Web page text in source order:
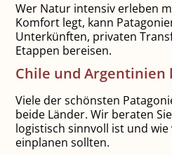
Wer Natur intensiv erleben
Komfort legt, kann
Unterkünften, privaten
Etappen bereisen.
Chile und Argentinien
Viele der schönsten
beide Länder. Wir beraten
logistisch sinnvoll ist und wie
einplanen sollten.